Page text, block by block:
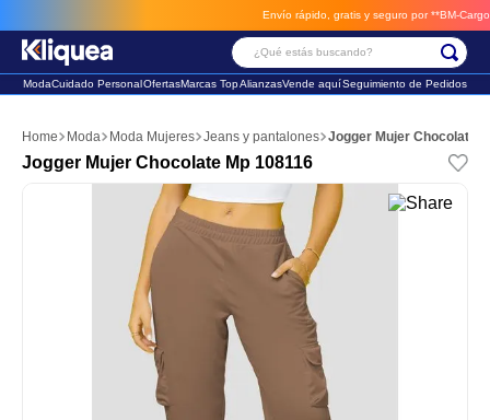
Envío rápido, gratis y seguro por **BM-Cargo**
¿Qué estás buscando?
ModaCuidado PersonalOfertasMarcas TopAlianzasVende aquíSeguimiento de Pedidos
Moda Moda Mujeres Jeans y pantalones Jogger Mujer Chocolate
Jogger Mujer Chocolate Mp 108116
sandalia